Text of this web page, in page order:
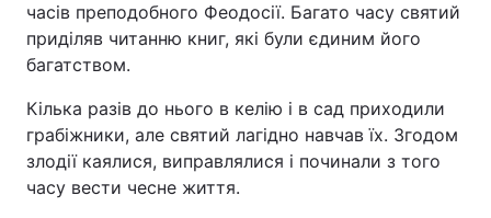
Головна Війна
Україна Політика
Економіка
часів преподобного Феодосії. Багато часу святий
приділяв читанню книг, які були єдиним його
багатством.
Кілька разів до нього в келію і в сад приходили
грабіжники, але святий лагідно навчав їх. Згодом
злодії каялися, виправлялися і починали з того
часу вести чесне життя.